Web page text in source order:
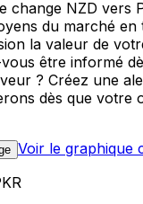
change NZD vers
du marché en
la valeur de
être informé
? Créez une
dès que votre
Voir le graphique